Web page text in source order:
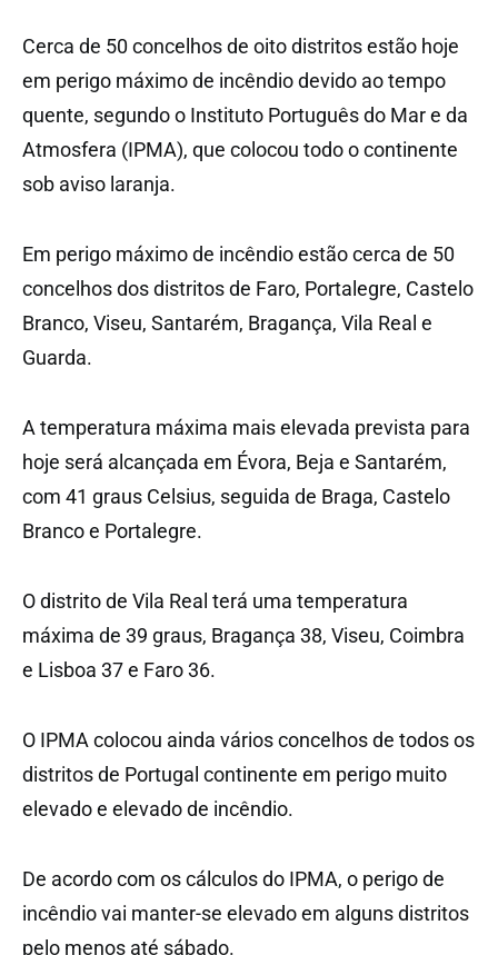
Cerca de 50 concelhos de oito distritos estão hoje
em perigo máximo de incêndio devido ao tempo
quente, segundo o Instituto Português do Mar e da
Atmosfera (IPMA), que colocou todo o continente
sob aviso laranja.
Em perigo máximo de incêndio estão cerca de 50
concelhos dos distritos de Faro, Portalegre, Castelo
Branco, Viseu, Santarém, Bragança, Vila Real e
Guarda.
A temperatura máxima mais elevada prevista para
hoje será alcançada em Évora, Beja e Santarém,
com 41 graus Celsius, seguida de Braga, Castelo
Branco e Portalegre.
O distrito de Vila Real terá uma temperatura
máxima de 39 graus, Bragança 38, Viseu, Coimbra
e Lisboa 37 e Faro 36.
O IPMA colocou ainda vários concelhos de todos os
distritos de Portugal continente em perigo muito
elevado e elevado de incêndio.
De acordo com os cálculos do IPMA, o perigo de
incêndio vai manter-se elevado em alguns distritos
pelo menos até sábado.